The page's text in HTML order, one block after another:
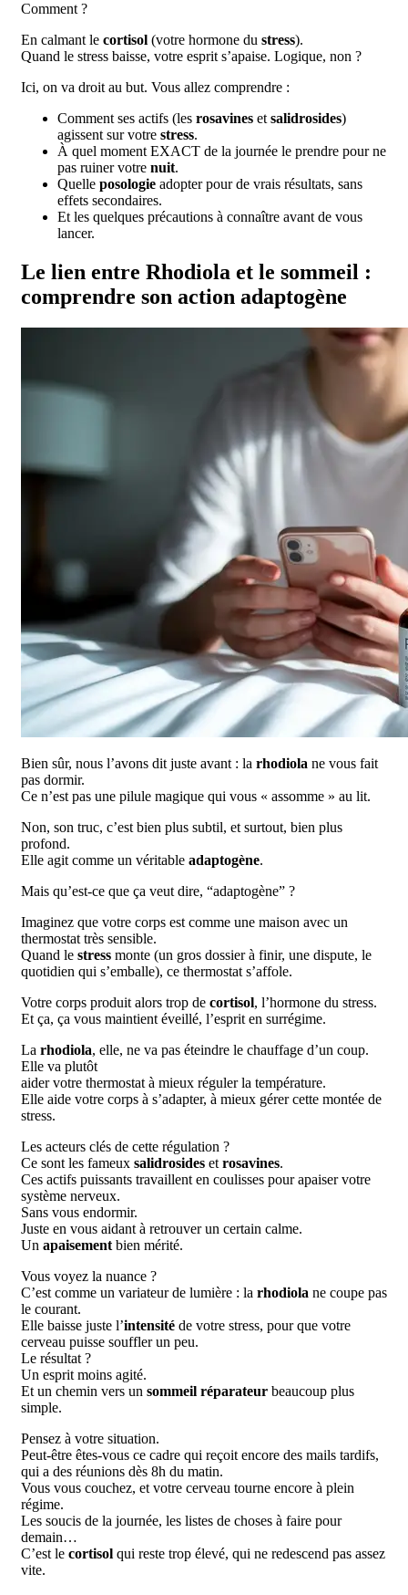
Comment ?
En calmant le cortisol (votre hormone du stress).
Quand le stress baisse, votre esprit s’apaise. Logique, non ?
Ici, on va droit au but. Vous allez comprendre :
Comment ses actifs (les rosavines et salidrosides)
agissent sur votre stress.
À quel moment EXACT de la journée le prendre pour ne
pas ruiner votre nuit.
Quelle posologie adopter pour de vrais résultats, sans
effets secondaires.
Et les quelques précautions à connaître avant de vous
lancer.
Le lien entre Rhodiola et le sommeil :
comprendre son action adaptogène
Bien sûr, nous l’avons dit juste avant : la rhodiola ne vous fait
pas dormir.
Ce n’est pas une pilule magique qui vous « assomme » au lit.
Non, son truc, c’est bien plus subtil, et surtout, bien plus
profond.
Elle agit comme un véritable adaptogène.
Mais qu’est-ce que ça veut dire, “adaptogène” ?
Imaginez que votre corps est comme une maison avec un
thermostat très sensible.
Quand le stress monte (un gros dossier à finir, une dispute, le
quotidien qui s’emballe), ce thermostat s’affole.
Votre corps produit alors trop de cortisol, l’hormone du stress.
Et ça, ça vous maintient éveillé, l’esprit en surrégime.
La rhodiola, elle, ne va pas éteindre le chauffage d’un coup.
Elle va plutôt
aider votre thermostat à mieux réguler la température.
Elle aide votre corps à s’adapter, à mieux gérer cette montée de
stress.
Les acteurs clés de cette régulation ?
Ce sont les fameux salidrosides et rosavines.
Ces actifs puissants travaillent en coulisses pour apaiser votre
système nerveux.
Sans vous endormir.
Juste en vous aidant à retrouver un certain calme.
Un apaisement bien mérité.
Vous voyez la nuance ?
C’est comme un variateur de lumière : la rhodiola ne coupe pas
le courant.
Elle baisse juste l’intensité de votre stress, pour que votre
cerveau puisse souffler un peu.
Le résultat ?
Un esprit moins agité.
Et un chemin vers un sommeil réparateur beaucoup plus
simple.
Pensez à votre situation.
Peut-être êtes-vous ce cadre qui reçoit encore des mails tardifs,
qui a des réunions dès 8h du matin.
Vous vous couchez, et votre cerveau tourne encore à plein
régime.
Les soucis de la journée, les listes de choses à faire pour
demain…
C’est le cortisol qui reste trop élevé, qui ne redescend pas assez
vite.